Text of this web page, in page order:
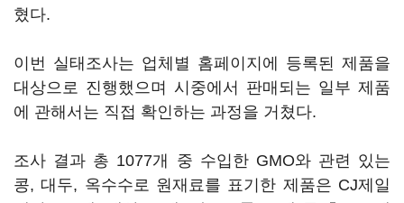
혔다.
이번 실태조사는 업체별 홈페이지에 등록된 제품을
대상으로 진행했으며 시중에서 판매되는 일부 제품
에 관해서는 직접 확인하는 과정을 거쳤다.
조사 결과 총 1077개 중 수입한 GMO와 관련 있는
콩, 대두, 옥수수로 원재료를 표기한 제품은 CJ제일